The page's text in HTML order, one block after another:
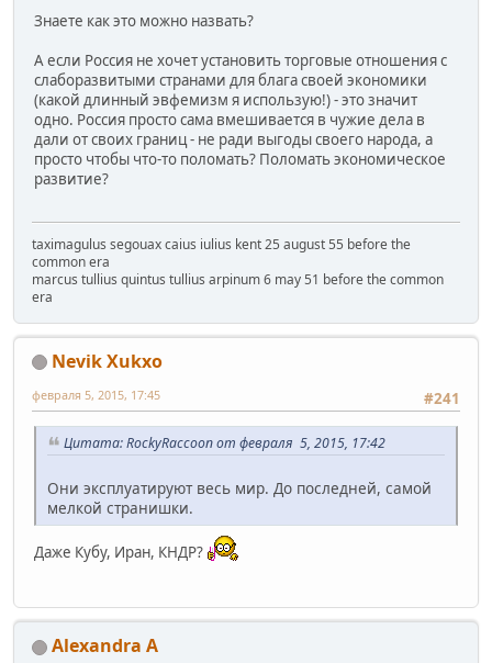
Знаете как это можно назвать?
А если Россия не хочет установить торговые отношения с
слаборазвитыми странами для блага своей экономики
(какой длинный эвфемизм я использую!) - это значит
одно. Россия просто сама вмешивается в чужие дела в
дали от своих границ - не ради выгоды своего народа, а
просто чтобы что-то поломать? Поломать экономическое
развитие?
taximagulus segouax caius iulius kent 25 august 55 before the
common era
marcus tullius quintus tullius arpinum 6 may 51 before the common
era
Nevik Xukxo
#241
февраля 5, 2015, 17:45
Цитата: RockyRaccoon от февраля 5, 2015, 17:42
Они эксплуатируют весь мир. До последней, самой
мелкой странишки.
Даже Кубу, Иран, КНДР?
Alexandra A